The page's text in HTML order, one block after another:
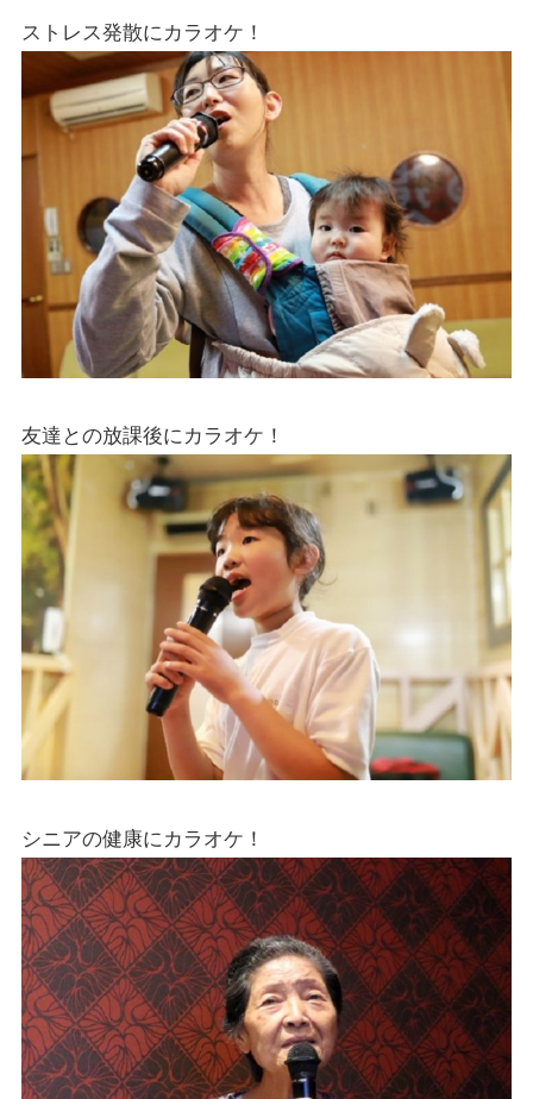
ストレス発散にカラオケ！
友達との放課後にカラオケ！
シニアの健康にカラオケ！